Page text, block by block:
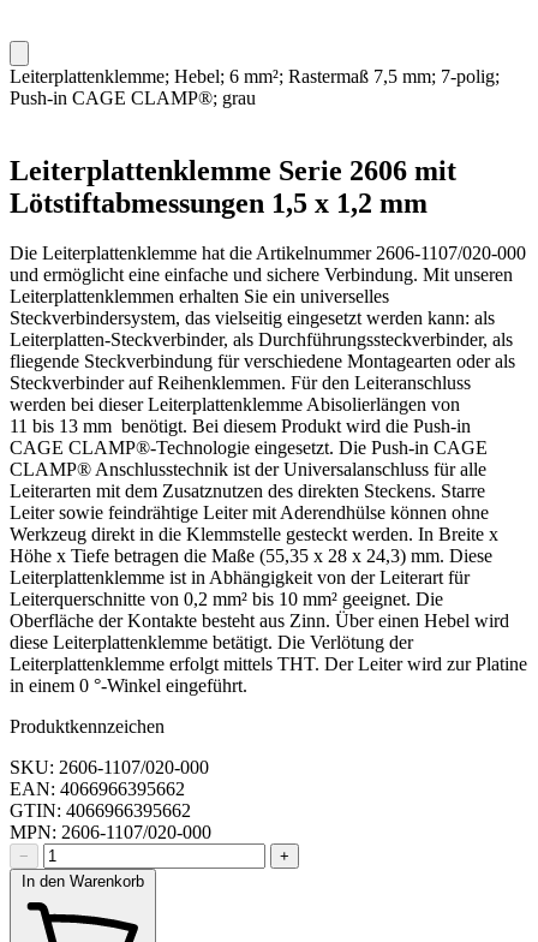
Leiterplattenklemme; Hebel; 6 mm²; Rastermaß 7,5 mm; 7-polig;
Push-in CAGE CLAMP®; grau
Leiterplattenklemme Serie 2606 mit
Lötstiftabmessungen 1,5 x 1,2 mm
Die Leiterplattenklemme hat die Artikelnummer 2606-1107/020-000
und ermöglicht eine einfache und sichere Verbindung. Mit unseren
Leiterplattenklemmen erhalten Sie ein universelles
Steckverbindersystem, das vielseitig eingesetzt werden kann: als
Leiterplatten-Steckverbinder, als Durchführungssteckverbinder, als
fliegende Steckverbindung für verschiedene Montagearten oder als
Steckverbinder auf Reihenklemmen. Für den Leiteranschluss
werden bei dieser Leiterplattenklemme Abisolierlängen von
11 bis 13 mm benötigt. Bei diesem Produkt wird die Push-in
CAGE CLAMP®-Technologie eingesetzt. Die Push-in CAGE
CLAMP® Anschlusstechnik ist der Universalanschluss für alle
Leiterarten mit dem Zusatznutzen des direkten Steckens. Starre
Leiter sowie feindrähtige Leiter mit Aderendhülse können ohne
Werkzeug direkt in die Klemmstelle gesteckt werden. In Breite x
Höhe x Tiefe betragen die Maße (55,35 x 28 x 24,3) mm. Diese
Leiterplattenklemme ist in Abhängigkeit von der Leiterart für
Leiterquerschnitte von 0,2 mm² bis 10 mm² geeignet. Die
Oberfläche der Kontakte besteht aus Zinn. Über einen Hebel wird
diese Leiterplattenklemme betätigt. Die Verlötung der
Leiterplattenklemme erfolgt mittels THT. Der Leiter wird zur Platine
in einem 0 °-Winkel eingeführt.
Produktkennzeichen
SKU: 2606-1107/020-000
EAN: 4066966395662
GTIN: 4066966395662
MPN: 2606-1107/020-000
−
+
In den Warenkorb